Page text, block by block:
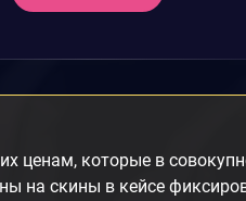
ценам, которые в
на скины в кейсе